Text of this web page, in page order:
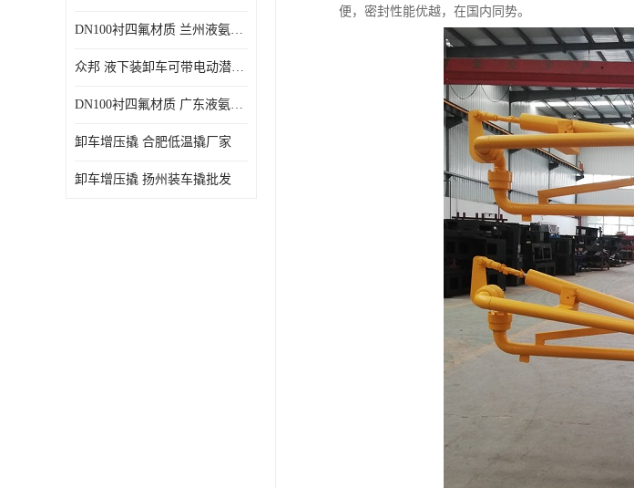
DN100衬四氟材质 兰州液氨鹤管批发商
众邦 液下装卸车可带电动潜油泵 太原液氨鹤管厂商
DN100衬四氟材质 广东液氨鹤管厂商
卸车增压撬 合肥低温撬厂家
卸车增压撬 扬州装车撬批发
便，密封性能优越，在国内同势。